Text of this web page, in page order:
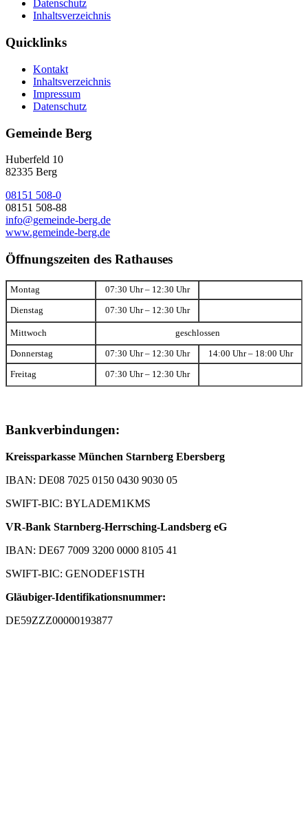
Datenschutz
Inhaltsverzeichnis
Quicklinks
Kontakt
Inhaltsverzeichnis
Impressum
Datenschutz
Gemeinde Berg
Huberfeld 10
82335 Berg
08151 508-0
08151 508-88
info@gemeinde-berg.de
www.gemeinde-berg.de
Öffnungszeiten des Rathauses
Montag 07:30 Uhr – 12:30 Uhr
Dienstag 07:30 Uhr – 12:30 Uhr
Mittwoch geschlossen
Donnerstag 07:30 Uhr – 12:30 Uhr 14:00 Uhr – 18:00 Uhr
Freitag 07:30 Uhr – 12:30 Uhr
Bankverbindungen:
Kreissparkasse München Starnberg Ebersberg
IBAN: DE08 7025 0150 0430 9030 05
SWIFT-BIC: BYLADEM1KMS
VR-Bank Starnberg-Herrsching-Landsberg eG
IBAN: DE67 7009 3200 0000 8105 41
SWIFT-BIC: GENODEF1STH
Gläubiger-Identifikationsnummer:
DE59ZZZ00000193877